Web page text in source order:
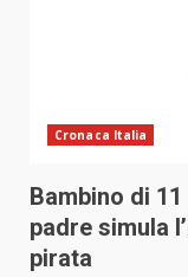
Cronaca Italia
Bambino di
padre simula
pirata